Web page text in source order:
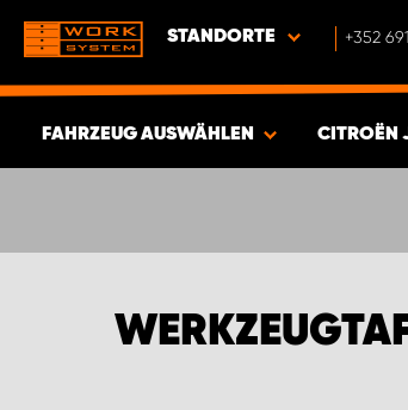
STANDORTE +352
FAHRZEUG AUSWÄHLEN
ARTIKEL
CITROËN